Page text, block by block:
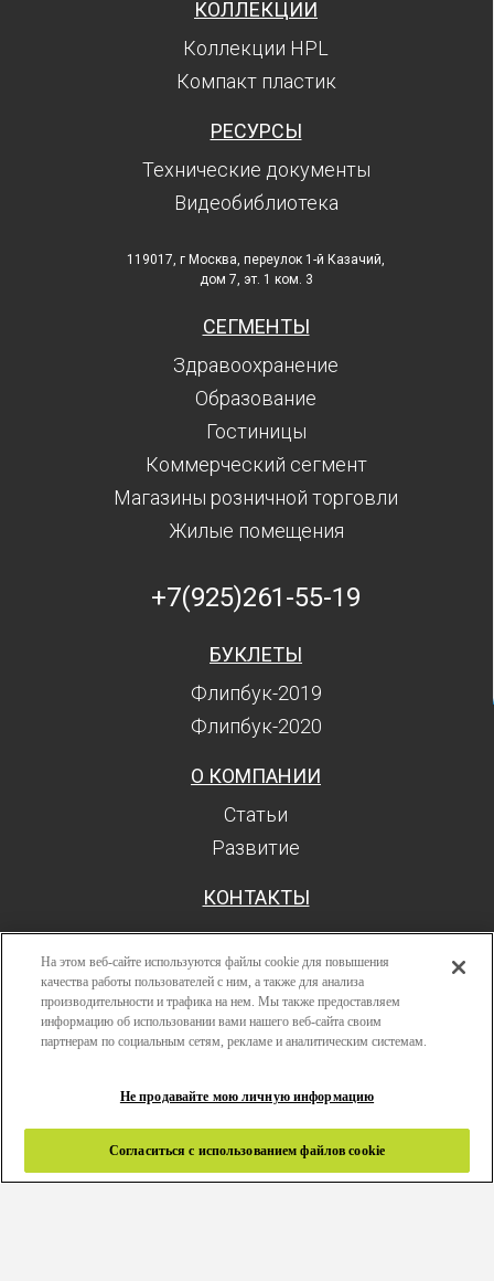
КОЛЛЕКЦИИ
Коллекции HPL
Компакт пластик
РЕСУРСЫ
Технические документы
Видеобиблиотека
119017, г Москва, переулок 1-й Казачий,
дом 7, эт. 1 ком. 3
СЕГМЕНТЫ
Здравоохранение
Образование
Гостиницы
Коммерческий сегмент
Магазины розничной торговли
Жилые помещения
+7(925)261-55-19
БУКЛЕТЫ
Флипбук-2019
Флипбук-2020
О КОМПАНИИ
Статьи
Развитие
КОНТАКТЫ
Поиск
Авторизоваться
Развитие
Правила и условия
На этом веб-сайте используются файлы cookie для повышения
качества работы пользователей с ним, а также для анализа
производительности и трафика на нем. Мы также предоставляем
информацию об использовании вами нашего веб-сайта своим
партнерам по социальным сетям, рекламе и аналитическим системам.
Не продавайте мою личную информацию
Согласиться с использованием файлов cookie